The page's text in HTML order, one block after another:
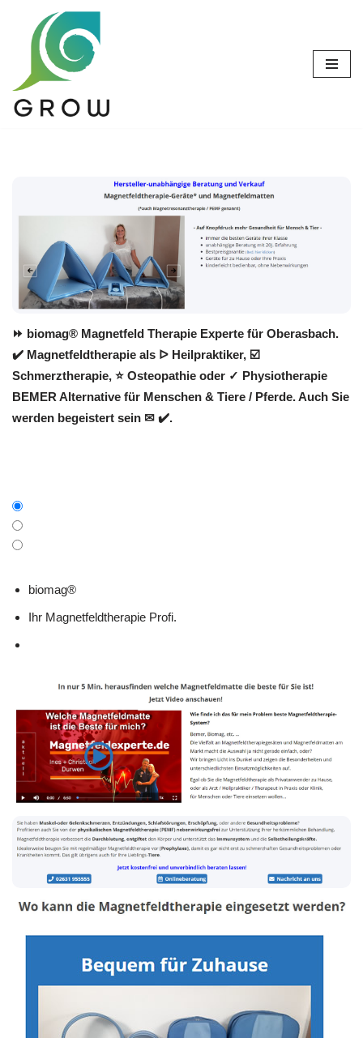
Zum
springen
⏩ biomag® Magnetfeld Therapie Experte für Oberasbach.
✔️ Magnetfeldtherapie als ᐅ Heilpraktiker, ☑️
Schmerztherapie, ⭐ Osteopathie oder ✓ Physiotherapie
BEMER Alternative für Menschen & Tiere / Pferde. Auch Sie
werden begeistert sein ✉ ✔️.
biomag®
Ihr Magnetfeldtherapie Profi.